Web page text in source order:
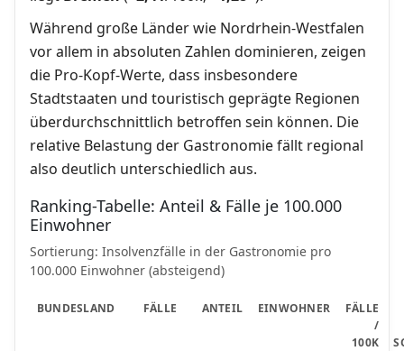
Während große Länder wie Nordrhein-Westfalen
vor allem in absoluten Zahlen dominieren, zeigen
die Pro-Kopf-Werte, dass insbesondere
Stadtstaaten und touristisch geprägte Regionen
überdurchschnittlich betroffen sein können. Die
relative Belastung der Gastronomie fällt regional
also deutlich unterschiedlich aus.
Ranking-Tabelle: Anteil & Fälle je 100.000
Einwohner
Sortierung: Insolvenzfälle in der Gastronomie pro
100.000 Einwohner (absteigend)
BUNDESLAND FÄLLE ANTEIL EINWOHNER
FÄLLE
/
100K